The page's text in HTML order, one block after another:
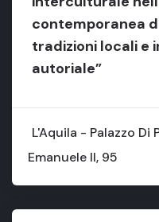
contemporanea
tradizioni locali e
autoriale”
L'Aquila - Palazzo
Emanuele II, 95